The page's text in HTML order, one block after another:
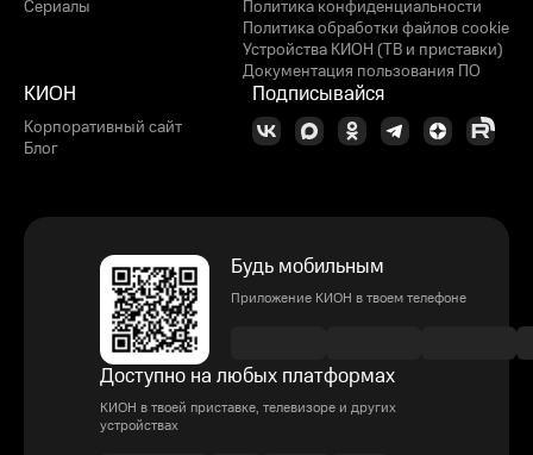
Сериалы
Политика конфиденциальности
Политика обработки файлов cookie
Устройства КИОН (ТВ и приставки)
Документация пользования ПО
КИОН
Корпоративный сайт
Блог
Подписывайся
Будь мобильным
Приложение КИОН в твоем телефоне
Доступно на любых платформах
КИОН в твоей приставке, телевизоре и других
устройствах